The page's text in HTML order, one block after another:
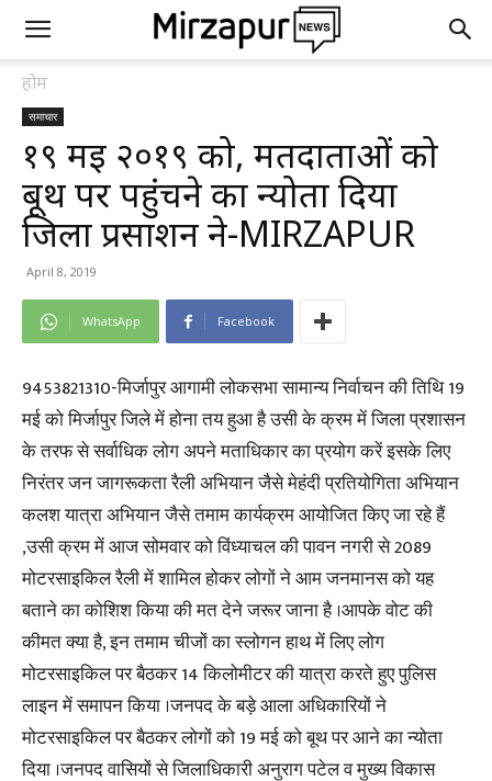
होम
समाचार
१९ मई २०१९ को, मतदाताओं को
बूथ पर पहुंचने का न्योता दिया
जिला प्रसाशन ने-MIRZAPUR
April 8, 2019
WhatsApp Facebook
9453821310-मिर्जापुर आगामी लोकसभा सामान्य निर्वाचन की तिथि 19
मई को मिर्जापुर जिले में होना तय हुआ है उसी के क्रम में जिला प्रशासन
के तरफ से सर्वाधिक लोग अपने मताधिकार का प्रयोग करें इसके लिए
निरंतर जन जागरूकता रैली अभियान जैसे मेहंदी प्रतियोगिता अभियान
कलश यात्रा अभियान जैसे तमाम कार्यक्रम आयोजित किए जा रहे हैं
,उसी क्रम में आज सोमवार को विंध्याचल की पावन नगरी से 2089
मोटरसाइकिल रैली में शामिल होकर लोगों ने आम जनमानस को यह
बताने का कोशिश किया की मत देने जरूर जाना है ।आपके वोट की
कीमत क्या है, इन तमाम चीजों का स्लोगन हाथ में लिए लोग
मोटरसाइकिल पर बैठकर 14 किलोमीटर की यात्रा करते हुए पुलिस
लाइन में समापन किया ।जनपद के बड़े आला अधिकारियों ने
मोटरसाइकिल पर बैठकर लोगों को 19 मई को बूथ पर आने का न्योता
दिया ।जनपद वासियों से जिलाधिकारी अनुराग पटेल व मुख्य विकास